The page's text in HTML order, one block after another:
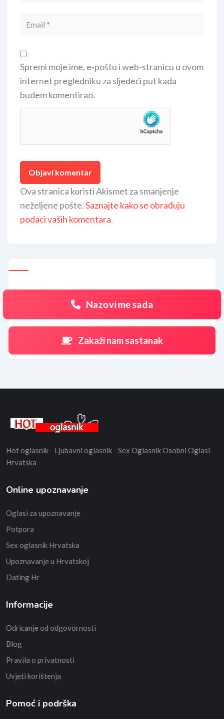
Spremi moje ime, e-poštu i web-stranicu u ovom
internet pregledniku za sljedeći put kada
budem komentirao.
Ova stranica koristi Akismet za smanjenje
neželjene pošte.Saznajte kako se obrađuju
podaci vaših komentara.
Nazovi me sada
Zakaži nam sastanak
Hot oglasnik - Ljubavni oglasnik - Sex Oglasnik Osobni Oglasi
Hrvatska
Online upoznavanje
Oglasi za upoznavanje
Potpora
Sex oglasnik Hrvatska
Upoznavanje u Hrvatskoj
Dating Hr
Informacije
Odricanje od odgovornosti
Blog
Pravila o privatnosti
Uvjeti korištenja
Pomoć i podrška